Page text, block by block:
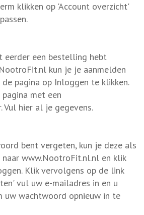
klikken op 'Account overzicht'
eerder een bestelling hebt
kun je je aanmelden
pagina op Inloggen te klikken.
met een
hier al je gegevens.
bent vergeten, kun je deze als
www.NootroFit.nl.nl en klik
Klik vervolgens op de link
vul uw e-mailadres in en u
uw wachtwoord opnieuw in te